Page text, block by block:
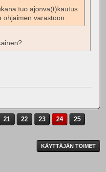
tuo ajonva(t)kautus
varastoon.
21 22 23 24 25
KÄYTTÄJÄN TOIMET